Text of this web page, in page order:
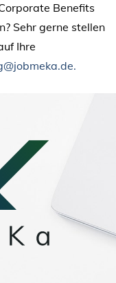
Benefits
Sehr gerne stellen
Ihre